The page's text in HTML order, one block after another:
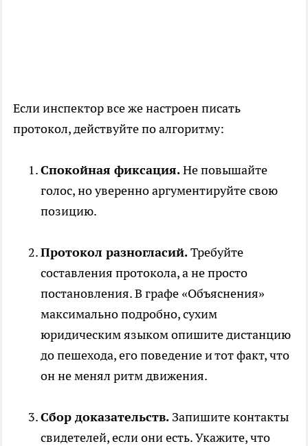
Если инспектор все же настроен писать
протокол, действуйте по алгоритму:
Спокойная фиксация.Не повышайте
голос, но уверенно аргументируйте свою
позицию.
Протокол разногласий.Требуйте
составления протокола, а не просто
постановления. В графе «Объяснения»
максимально подробно, сухим
юридическим языком опишите дистанцию
до пешехода, его поведение и тот факт, что
он не менял ритм движения.
Сбор доказательств. Запишите контакты
свидетелей, если они есть. Укажите, что